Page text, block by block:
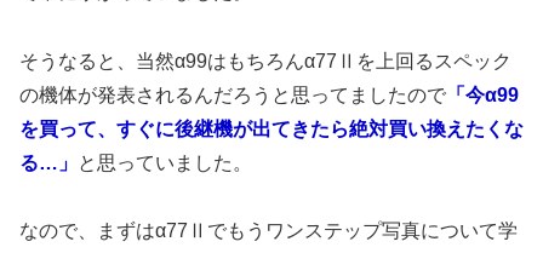
そうなると、当然α99はもちろんα77Ⅱを上回るスペック
の機体が発表されるんだろうと思ってましたので 「今α99
を買って、すぐに後継機が出てきたら絶対買い換えたくな
る…」 と思っていました。
なので、まずはα77Ⅱでもうワンステップ写真について学